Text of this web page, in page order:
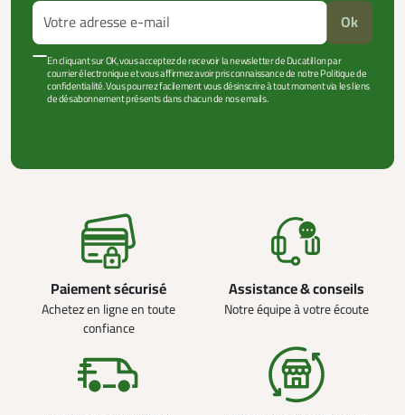
Ok
En cliquant sur OK, vous acceptez de recevoir la newsletter de Ducatillon par
courrier électronique et vous affirmez avoir pris connaissance de notre Politique de
confidentialité. Vous pourrez facilement vous désinscrire à tout moment via les liens
de désabonnement présents dans chacun de nos emails.
Paiement sécurisé
Achetez en ligne en toute
confiance
Assistance & conseils
Notre équipe à votre écoute